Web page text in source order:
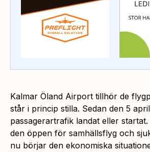
Kalmar Öland Airport tillhör de
står i princip stilla. Sedan den 5
passagerartrafik landat eller
den öppen för samhällsflyg och
nu börjar den ekonomiska